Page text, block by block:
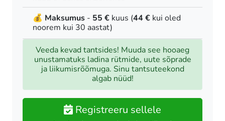
💰 Maksumus - 55 € kuus (44 € kui oled
noorem kui 30 aastat)
Veeda kevad tantsides! Muuda see hooaeg
unustamatuks ladina rütmide, uute sõprade
ja liikumisrõõmuga. Sinu tantsuteekond
algab nüüd!
Registreeru sellele